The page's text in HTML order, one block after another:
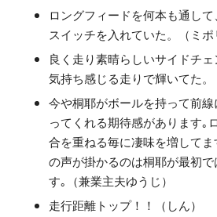
ロングフィードを何本も通し
スイッチを入れていた。（ミポ
良く走り素晴らしいサイドチ
気持ち感じる走りで輝いてた。
今や桐耶がボールを持って前
ってくれる期待感があります｡
合を重ねる毎に凄味を増して
の声が掛かるのは桐耶が最初
す｡（兼業主夫ゆうじ）
走行距離トップ！！（しん）